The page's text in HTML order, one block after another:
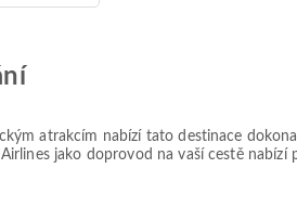
atrakcím nabízí tato destinace
jako doprovod na vaší cestě nabízí